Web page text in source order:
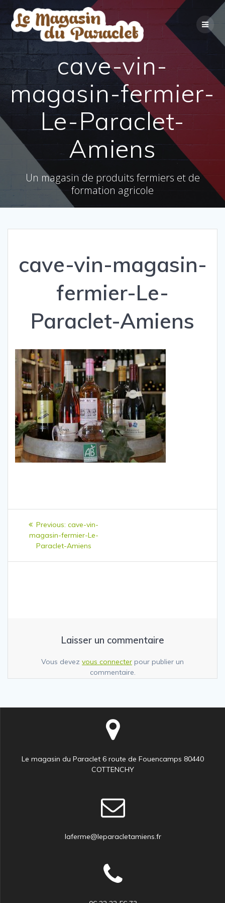
content
cave-vin-
magasin-fermier-
Le-Paraclet-
Amiens
Un magasin de produits fermiers et de
formation agricole
cave-vin-magasin-
fermier-Le-
Paraclet-Amiens
Navigation
l’article
Previous: Previous
post:
cave-vin-
magasin-fermier-Le-
Paraclet-Amiens
Laisser un commentaire
Vous devez vous connecter pour publier un
commentaire.
Le magasin du Paraclet 6 route de Fouencamps 80440
COTTENCHY
laferme@leparacletamiens.fr